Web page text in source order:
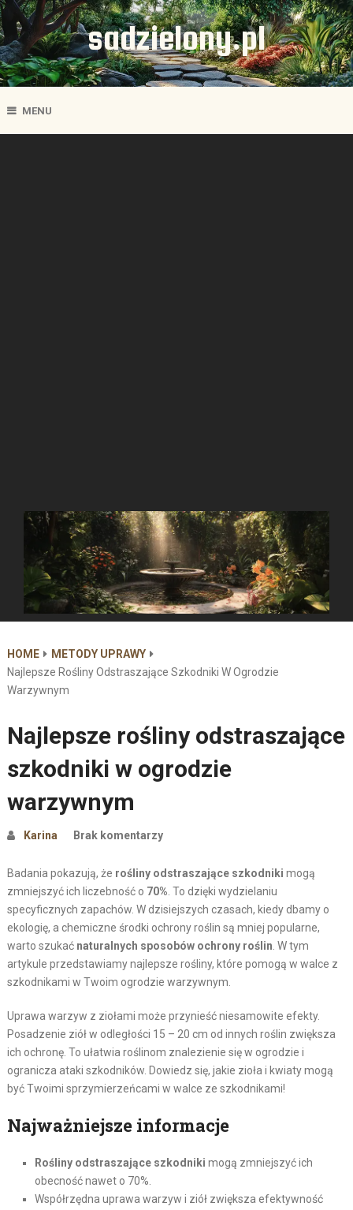
sadzielony.pl
MENU
HOME
METODY UPRAWY
Najlepsze Rośliny Odstraszające Szkodniki W Ogrodzie
Warzywnym
Najlepsze rośliny odstraszające
szkodniki w ogrodzie
warzywnym
Karina Brak komentarzy
Badania pokazują, że rośliny odstraszające szkodniki mogą
zmniejszyć ich liczebność o 70%. To dzięki wydzielaniu
specyficznych zapachów. W dzisiejszych czasach, kiedy dbamy o
ekologię, a chemiczne środki ochrony roślin są mniej popularne,
warto szukać naturalnych sposobów ochrony roślin. W tym
artykule przedstawiamy najlepsze rośliny, które pomogą w walce z
szkodnikami w Twoim ogrodzie warzywnym.
Uprawa warzyw z ziołami może przynieść niesamowite efekty.
Posadzenie ziół w odległości 15 – 20 cm od innych roślin zwiększa
ich ochronę. To ułatwia roślinom znalezienie się w ogrodzie i
ogranicza ataki szkodników. Dowiedz się, jakie zioła i kwiaty mogą
być Twoimi sprzymierzeńcami w walce ze szkodnikami!
Najważniejsze informacje
Rośliny odstraszające szkodniki mogą zmniejszyć ich
obecność nawet o 70%.
Współrzędna uprawa warzyw i ziół zwiększa efektywność